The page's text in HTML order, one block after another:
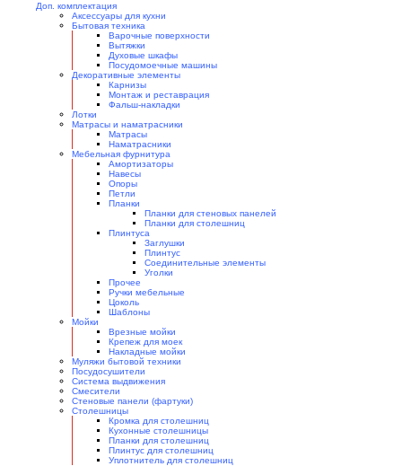
Доп. комплектация
Аксессуары для кухни
Бытовая техника
Варочные поверхности
Вытяжки
Духовые шкафы
Посудомоечные машины
Декоративные элементы
Карнизы
Монтаж и реставрация
Фальш-накладки
Лотки
Матрасы и наматрасники
Матрасы
Наматрасники
Мебельная фурнитура
Амортизаторы
Навесы
Опоры
Петли
Планки
Планки для стеновых панелей
Планки для столешниц
Плинтуса
Заглушки
Плинтус
Соединительные элементы
Уголки
Прочее
Ручки мебельные
Цоколь
Шаблоны
Мойки
Врезные мойки
Крепеж для моек
Накладные мойки
Муляжи бытовой техники
Посудосушители
Система выдвижения
Смесители
Стеновые панели (фартуки)
Столешницы
Кромка для столешниц
Кухонные столешницы
Планки для столешниц
Плинтус для столешниц
Уплотнитель для столешниц